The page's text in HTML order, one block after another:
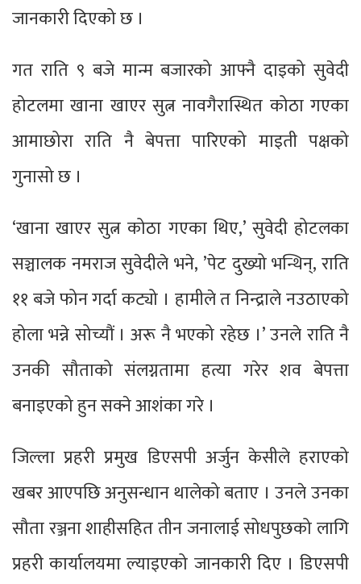
जानकारी दिएको छ ।
गत राति ९ बजे मान्म बजारको आफ्नै दाइको सुवेदी
होटलमा खाना खाएर सुत्न नावगैरास्थित कोठा गएका
आमाछोरा राति नै बेपत्ता पारिएको माइती पक्षको
गुनासो छ ।
‘खाना खाएर सुत्न कोठा गएका थिए,’ सुवेदी होटलका
सञ्चालक नमराज सुवेदीले भने, ’पेट दुख्यो भन्थिन्, राति
११ बजे फोन गर्दा कट्यो । हामीले त निन्द्राले नउठाएको
होला भन्ने सोच्यौं । अरू नै भएको रहेछ ।’ उनले राति नै
उनकी सौताको संलग्नतामा हत्या गरेर शव बेपत्ता
बनाइएको हुन सक्ने आशंका गरे ।
जिल्ला प्रहरी प्रमुख डिएसपी अर्जुन केसीले हराएको
खबर आएपछि अनुसन्धान थालेको बताए । उनले उनका
सौता रञ्जना शाहीसहित तीन जनालाई सोधपुछको लागि
प्रहरी कार्यालयमा ल्याइएको जानकारी दिए । डिएसपी